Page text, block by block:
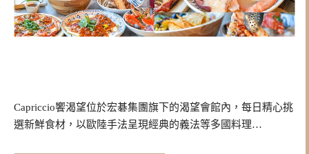
Capriccio饗渴望位於宏碁集團旗下的渴望會館內，每日精心挑
選新鮮食材，以歐陸手法呈現經典的義法等多國料理…